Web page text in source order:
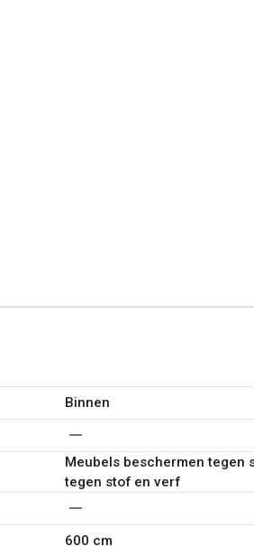
Binnen
Meubels beschermen tegen
tegen stof en verf
600 cm